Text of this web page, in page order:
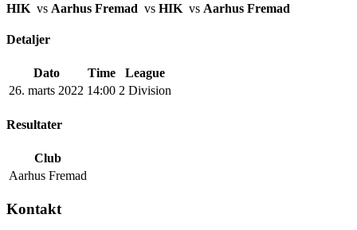
HIK vs Aarhus Fremad vs HIK vs Aarhus Fremad
Detaljer
Dato Time
League
26. marts 2022 14:00 2 Division
Resultater
Club
Aarhus Fremad
Kontakt